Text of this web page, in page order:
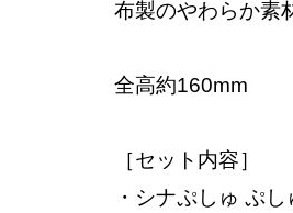
布製のやわらか素
全高約160mm
［セット内容］
・シナぷしゅ ぷ